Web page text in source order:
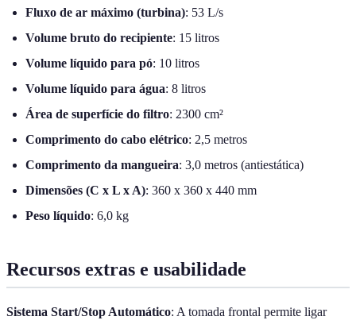
Fluxo de ar máximo (turbina): 53 L/s
Volume bruto do recipiente: 15 litros
Volume líquido para pó: 10 litros
Volume líquido para água: 8 litros
Área de superfície do filtro: 2300 cm²
Comprimento do cabo elétrico: 2,5 metros
Comprimento da mangueira: 3,0 metros (antiestática)
Dimensões (C x L x A): 360 x 360 x 440 mm
Peso líquido: 6,0 kg
Recursos extras e usabilidade
Sistema Start/Stop Automático: A tomada frontal permite ligar